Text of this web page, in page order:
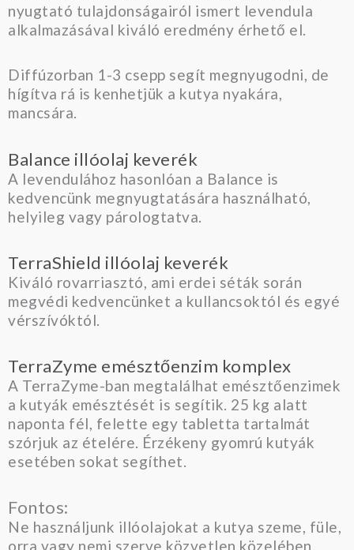
nyugtató tulajdonságairól ismert levendula
alkalmazásával kiváló eredmény érhető el.
Diffúzorban 1-3 csepp segít megnyugodni, de
hígítva rá is kenhetjük a kutya nyakára,
mancsára.
Balance illóolaj keverék
A levendulához hasonlóan a Balance is
kedvencünk megnyugtatására használható,
helyileg vagy párologtatva.
TerraShield illóolaj keverék
Kiváló rovarriasztó, ami erdei séták során
megvédi kedvencünket a kullancsoktól és egyé
vérszívóktól.
TerraZyme emésztőenzim komplex
A TerraZyme-ban megtalálhat emésztőenzimek
a kutyák emésztését is segítik. 25 kg alatt
naponta fél, felette egy tabletta tartalmát
szórjuk az ételére. Érzékeny gyomrú kutyák
esetében sokat segíthet.
Fontos:
Ne használjunk illóolajokat a kutya szeme, füle,
orra vagy nemi szerve közvetlen közelében.